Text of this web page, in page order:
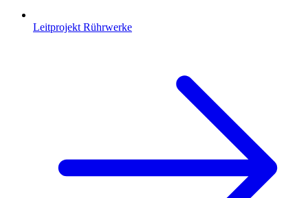
Leitprojekt Rührwerke